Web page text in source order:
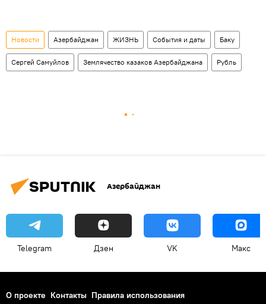
Новости Азербайджан ЖИЗНЬ События и даты Баку
Сергей Самуйлов Землячество казаков Азербайджана Рубль
Азербайджан
Telegram Дзен VK Макс
О проекте Контакты Правила использования